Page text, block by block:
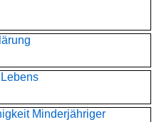
Minderjähriger